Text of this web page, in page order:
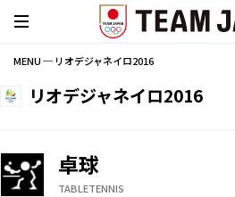
MENU ─ リオデジャネイロ2016
リオデジャネイロ2016
卓球
TABLETENNIS